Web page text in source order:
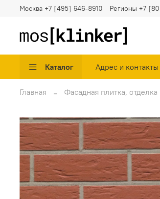
Москва +7 [495] 646-8910 Регионы +7
Каталог Адрес и контакты
Главная Фасадная плитка, отделка